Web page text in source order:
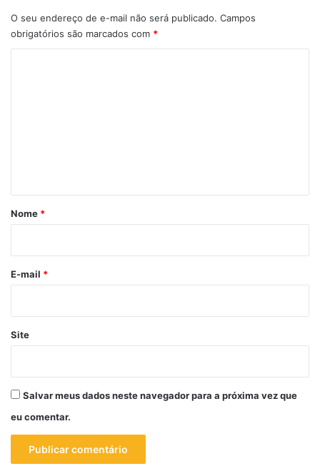
O seu endereço de e-mail não será publicado. Campos
obrigatórios são marcados com *
r
*
Nome *
E-mail *
Site
Salvar meus dados neste navegador para a próxima vez que
eu comentar.